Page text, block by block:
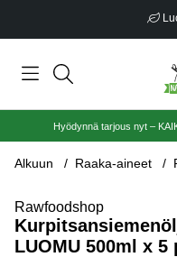
Hyödynnä tarjous nyt –
Alkuun Raaka-aineet
Rawfoodshop
LUOMU 500ml x 5